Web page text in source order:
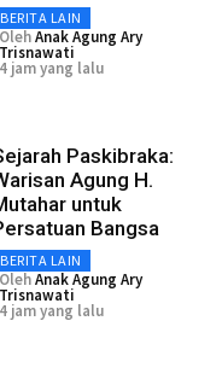
BERITA LAIN
OlehAnak Agung Ary
Trisnawati
4 jam yang lalu
Paskibraka:
Agung H.
untuk
Bangsa
BERITA LAIN
OlehAnak Agung Ary
Trisnawati
4 jam yang lalu